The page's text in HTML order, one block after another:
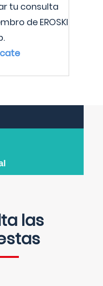
tu consulta
de EROSKI
las